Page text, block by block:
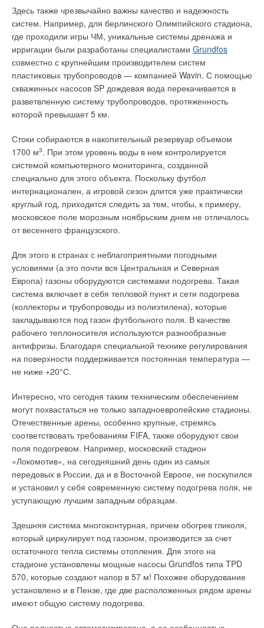
Здесь также чрезвычайно важны качество и надежность
систем. Например, для берлинского Олимпийского стадиона,
где проходили игры ЧМ, уникальные системы дренажа и
ирригации были разработаны специалистами Grundfos
совместно с крупнейшим производителем систем
пластиковых трубопроводов — компанией Wavin. С помощью
скважинных насосов SP дождевая вода перекачивается в
разветвленную систему трубопроводов, протяженность
которой превышает 5 км.
Стоки собираются в накопительный резервуар объемом
1700 м3. При этом уровень воды в нем контролируется
системой компьютерного мониторинга, созданной
специально для этого объекта. Поскольку футбол
интернационален, а игровой сезон длится уже практически
круглый год, приходится следить за тем, чтобы, к примеру,
московское поле морозным ноябрьским днем не отличалось
от весеннего французского.
Для этого в странах с неблагоприятными погодными
условиями (а это почти вся Центральная и Северная
Европа) газоны оборудуются системами подогрева. Такая
система включает в себя тепловой пункт и сети подогрева
(коллекторы и трубопроводы из полиэтилена), которые
закладываются под газон футбольного поля. В качестве
рабочего теплоносителя используются разнообразные
антифризы. Благодаря специальной технике регулирования
на поверхности поддерживается постоянная температура —
не ниже +20°С.
Интересно, что сегодня таким техническим обеспечением
могут похвастаться не только западноевропейские стадионы.
Отечественные арены, особенно крупные, стремясь
соответствовать требованиям FIFA, также оборудуют свои
поля подогревом. Например, московский стадион
«Локомотив», на сегодняшний день один из самых
передовых в России, да и в Восточной Европе, не поскупился
и установил у себя современную систему подогрева поля, не
уступающую лучшим западным образцам.
Здешняя система многоконтурная, причем обогрев гликоля,
который циркулирует под газоном, производится за счет
остаточного тепла системы отопления. Для этого на
стадионе установлены мощные насосы Grundfos типа TPD
570, которые создают напор в 57 м! Похожее оборудование
установлено и в Пензе, где две расположенных рядом арены
имеют общую систему подогрева.
«управление бойлером косвенного нагрева». Котлы Delta
ATЕ 14–180 кВт с электророзжигом.
Котлы двухступенчатые, имеют встроенную
погодозависимую автоматику, датчик наружной температуры
(в комплекте автоматики ATЕ 14–52 кВт), режим: «зима/
лето», функции самодиагностики, выбега насоса в режиме
ГВС и в режиме отопления, защиты от замерзания,
заклинивания циркуляционных насосов, легионеллы. К
автоматике предусмотрено подключение комнатных
программаторов.
Максимальная мощность котла обеспечивается при
давлении газа 12 мбар. Энергонезависимый котел Delta AG
мощностью 14–52 кВт для гравитационных систем. Простой
и удобный в обслуживании, имеет малый вес. Для
уменьшения сопротивлений гидравлический тракт котла
обработан гальванически. Котел Delta ATB мощностью 14–37
кВт с пьезорозжигом. Имеет встроенный бойлер косвенного
нагрева на 100 л, насос ГВС.
Интересен своей максимальной простотой и минимальным
набором автоматических функций. Но, несмотря на это,
имеет полный набор элементов безопасности (по перегреву,
опрокидыванию тяги, антиблокировке насоса и т.д.), режимы
«зима/лето». Максимальная мощность котла также
обеспечивается при давлении газа 12 мбар.
Привлекательная цена.
Напольные чугунные котлы серии Beta
с электророзжигом — котел Beta ATE (60–100 кВт)
чугунный, одноступенчатый, надежный, довольно
выгодный по цене. 100 %-я мощность при давлении газа
12 мбар;
котел Beta ATEB (25–42 кВт) со встроенным баком-
накопителем. Первичный теплообменник чугунный,
вторичный — пластинчатый с повышенной мощностью.
Благодаря системе Aqua Premium котел имеет очень
высокую производительность. Например, котел
мощностью 42 кВт выдает горячей воды до 1300 л/ч при
регулировкой, возможностью подключения различных
датчиков, с задачей работы по часам, температурными
кривыми и т.д. Высококачественный чугун обеспечивает
котел напольный чугунный Beta PX с наддувной горелкой
(23–73 кВт), в зависимости от горелки может работать на
газу, дизельном топливе либо комбинированно. Высокое
качество чугуна. Имеет возможность подключения
качественных материалов для новых теплотрасс и установки
систем учета тепла.
Современные решения проблемы тепла
Пословица «Все новое — это хорошо забытое старое» верна
в данном случае и для решения проблемы отопления. Его
суть заключается в возращении к «старому» способу
индивидуального отопления и горячего водоснабжения, но в
«новом» исполнении. На начальном этапе поквартирные
системы за неимением нормативной базы и необходимого
опыта вводились в рамках эксперимента.
Но удачные результаты применения данного способа
теплоснабжения в строительстве как кирпичного,
монолитного, так и блочно-панельного жилья стимулировали
его популярность и привели к волне проектов в разных
регионах. Так, в Воронежской области с 2005 г. в жилых
домах установлено 2768 индивидуальных отопительных
приборов. Специалисты компании «Сантол»,
осуществляющей в этом районе программу по внедрению
поквартирных систем отопления на базе котлов Ariston,
проводили анализ различных систем.
В нем сравнивалась стоимость капитальных затрат на
теплоснабжение в расчете на квадратный метр жилья. По
данным «Сантол», эти затраты при поквартирном решении в
два раза ниже, чем при организации центрального
отопления, и на треть ниже автономного. Важным
тепла при транспортировке, т.к. котел находится в
непосредственной близости от получателя.
Проблема нерационального использования энергоносителя
также отпадает: сам пользователь заинтересован в
установлении оптимальной в квартире температуры, ведь
лишнее тепло — лишние траты. Установка оборудования
передовых производителей решает проблему
неэффективного сгорания газа, присущую нашим котельным
старой постройки.
Уровень КПД таких котлов составляет 92–94%, что
соответствует не только российскому ГОСТу 30735–2001, но
и европейской директиве 92/42/ЕЕС «По требованиям КПД
для новых водогрейных котлов, работающих на жидком или
газообразном топливе». Для жильцов подобная система
предполагает в основном лишь плюсы. Прежде всего,
недовольных системой начисления коммунальных платежей
становится все больше.